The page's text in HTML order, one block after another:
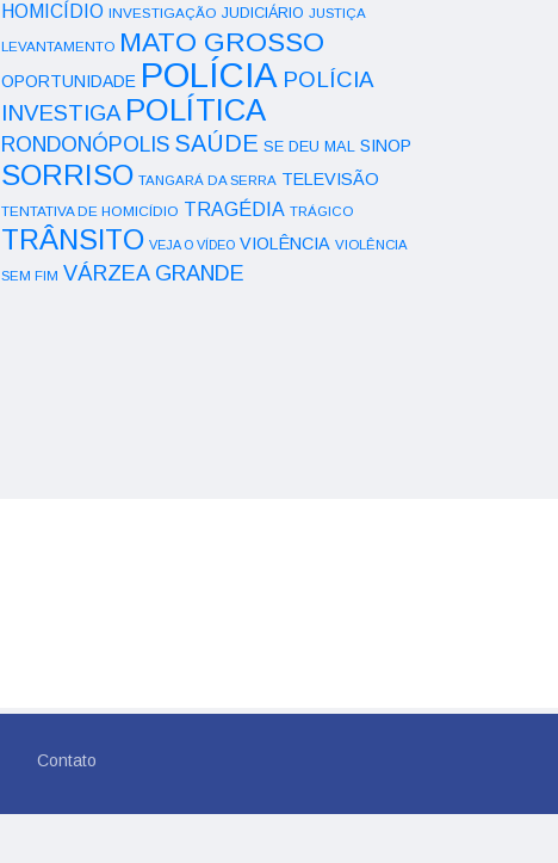
HOMICÍDIO INVESTIGAÇÃO JUDICIÁRIO JUSTIÇA
LEVANTAMENTO MATO GROSSO
OPORTUNIDADE POLÍCIA POLÍCIA
INVESTIGA POLÍTICA
RONDONÓPOLIS SAÚDE SE DEU MAL SINOP
SORRISO TANGARÁ DA SERRA TELEVISÃO
TENTATIVA DE HOMICÍDIO TRAGÉDIA TRÁGICO
TRÂNSITO VEJA O VÍDEO VIOLÊNCIA VIOLÊNCIA
SEM FIM VÁRZEA GRANDE
Contato